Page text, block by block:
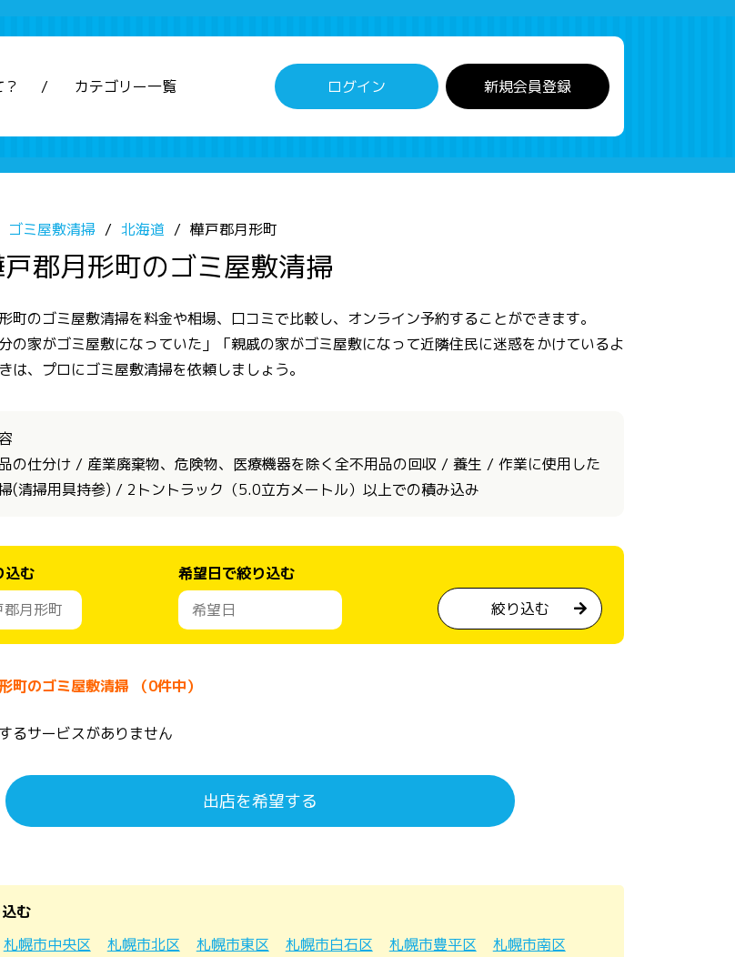
カテゴリー一覧 ログイン 新規会員登録
ゴミ屋敷清掃 北海道 樺戸郡月形町
郡月形町のゴミ屋敷清掃
町のゴミ屋敷清掃を料金や相場、口コミで比較し、オンライン予約することができます。
の家がゴミ屋敷になっていた」「親戚の家がゴミ屋敷になって近隣住民に迷惑をかけているよ
は、プロにゴミ屋敷清掃を依頼しましょう。
の仕分け / 産業廃棄物、危険物、医療機器を除く全不用品の回収 / 養生 / 作業に使用した
(清掃用具持参) / 2トントラック（5.0立方メートル）以上での積み込み
込む
希望日で絞り込む
絞り込む
町のゴミ屋敷清掃 （0件中）
るサービスがありません
出店を希望する
む
札幌市中央区 札幌市北区 札幌市東区 札幌市白石区 札幌市豊平区
札幌市南区